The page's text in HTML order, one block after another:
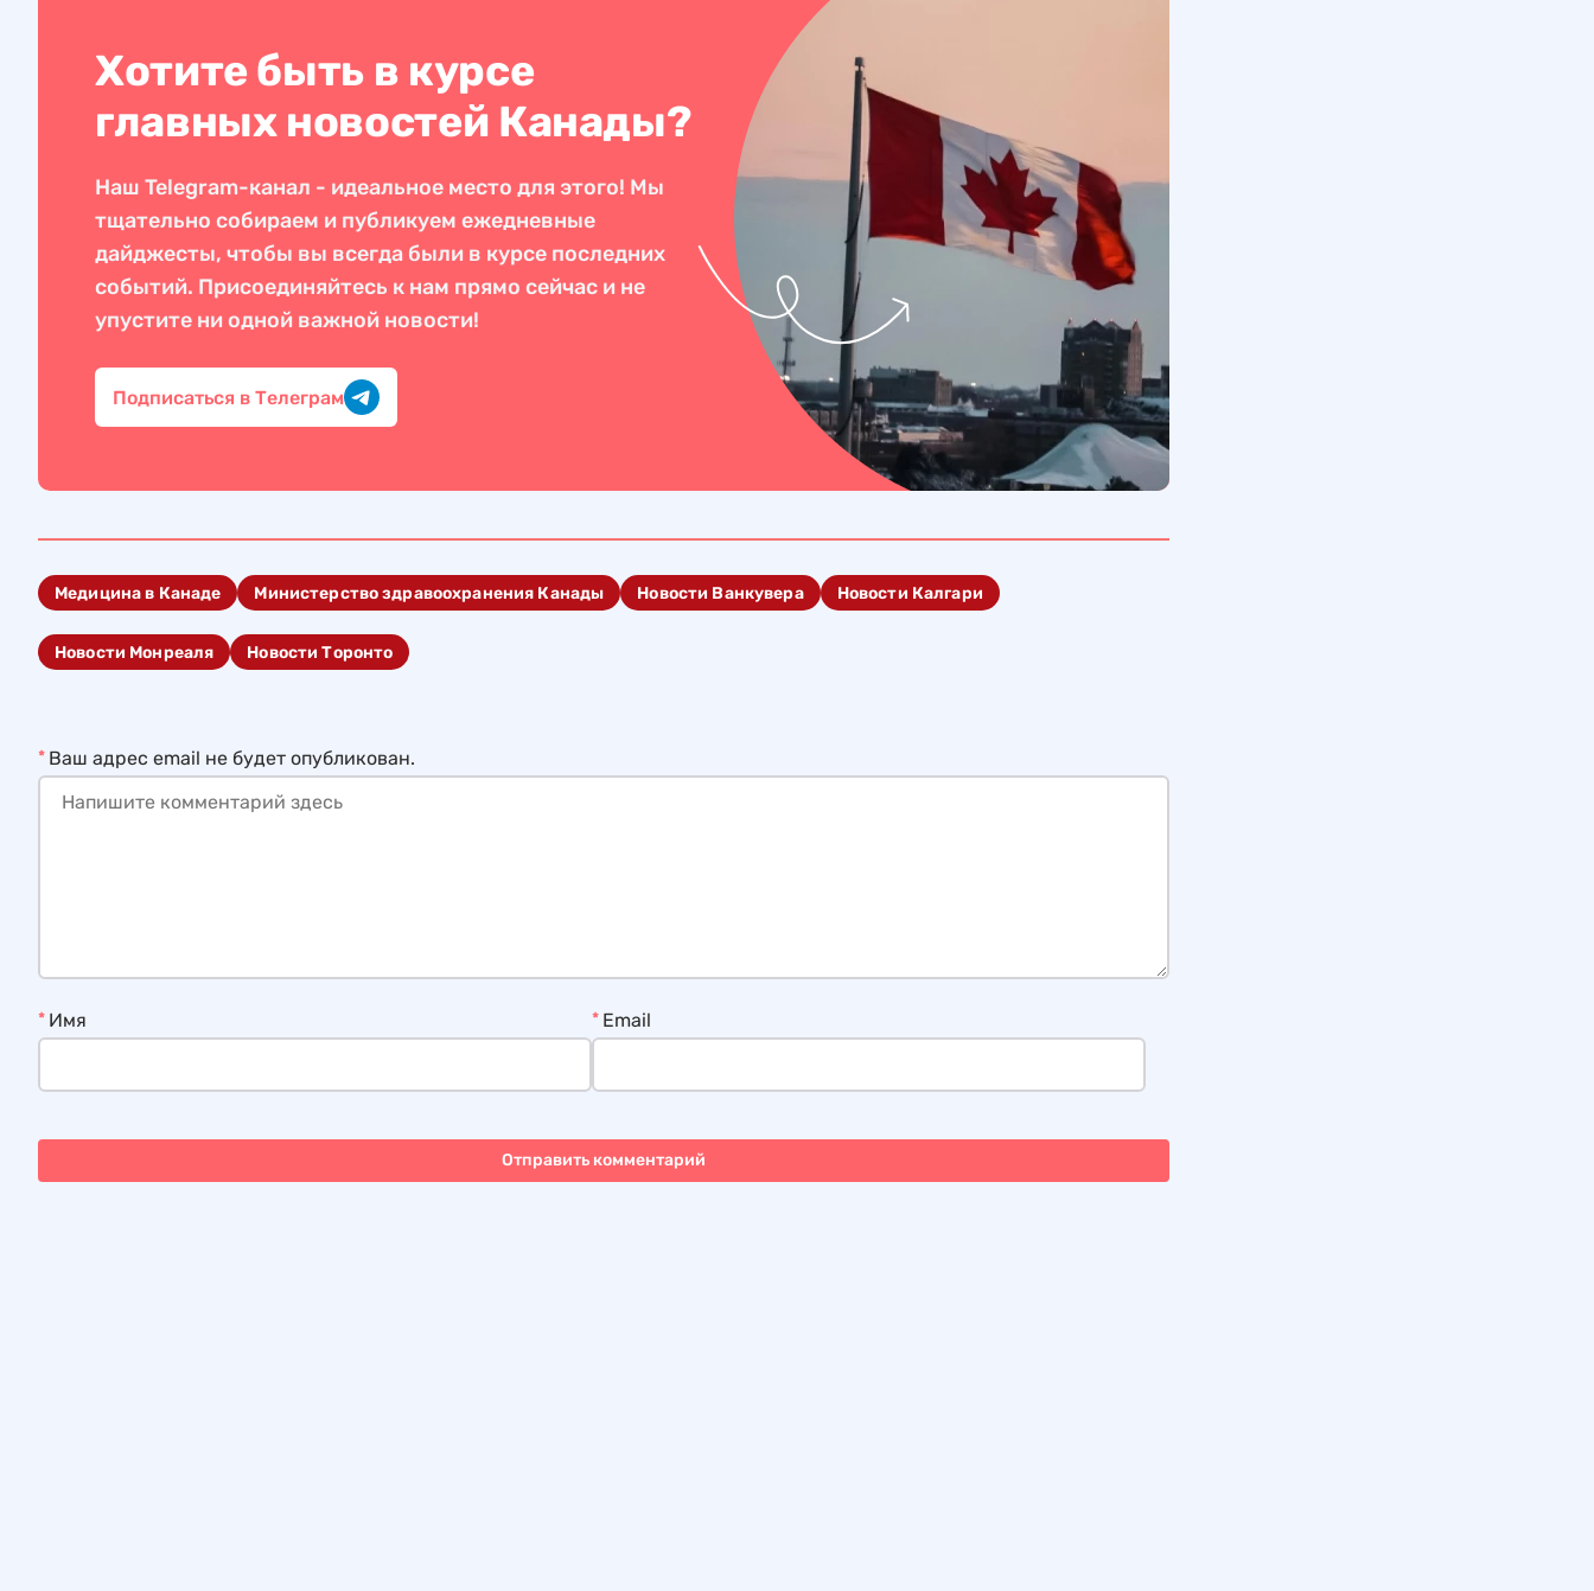
Хотите быть в курсе
главных новостей Канады?
Наш Telegram-канал - идеальное место для этого! Мы
тщательно собираем и публикуем ежедневные
дайджесты, чтобы вы всегда были в курсе последних
событий. Присоединяйтесь к нам прямо сейчас и не
упустите ни одной важной новости!
Подписаться в Телеграм
Медицина в Канаде Министерство здравоохранения Канады Новости Ванкувера Новости Калгари
Новости Монреаля Новости Торонто
Ваш адрес email не будет опубликован.
*
Имя
* Email
*